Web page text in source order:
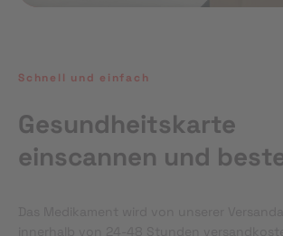
Schnell und einfach
Gesundheitskarte
einscannen und